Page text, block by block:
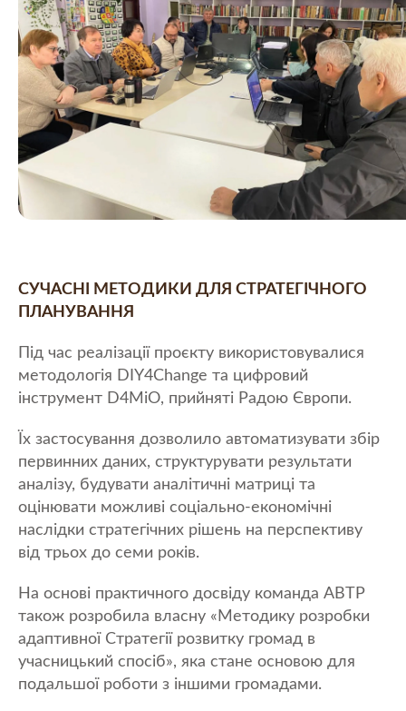
СУЧАСНІ МЕТОДИКИ ДЛЯ СТРАТЕГІЧНОГО
ПЛАНУВАННЯ
Під час реалізації проєкту використовувалися
методологія DIY4Change та цифровий
інструмент D4MiO, прийняті Радою Європи.
Їх застосування дозволило автоматизувати збір
первинних даних, структурувати результати
аналізу, будувати аналітичні матриці та
оцінювати можливі соціально-економічні
наслідки стратегічних рішень на перспективу
від трьох до семи років.
На основі практичного досвіду команда АВТР
також розробила власну «Методику розробки
адаптивної Стратегії розвитку громад в
учасницький спосіб», яка стане основою для
подальшої роботи з іншими громадами.